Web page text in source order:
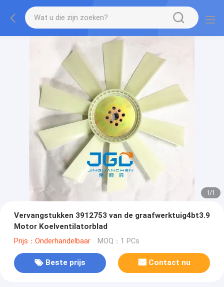
1/1
Vervangstukken 3912753 van de graafwerktuig4bt3.9
Motor Koelventilatorblad
Prijs：Onderhandelbaar MOQ：1 PCs
Beste prijs Contact nu